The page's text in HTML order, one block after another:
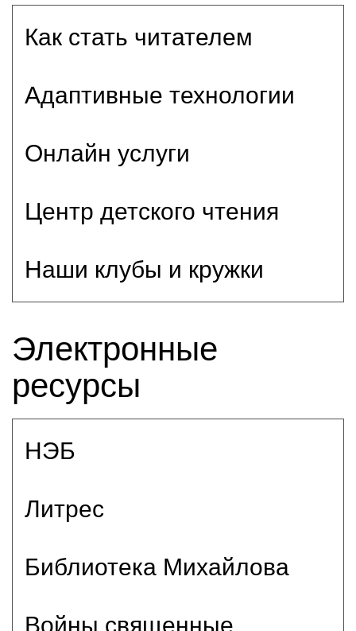
Как стать читателем
Адаптивные технологии
Онлайн услуги
Центр детского чтения
Наши клубы и кружки
Электронные
ресурсы
НЭБ
Литрес
Библиотека Михайлова
Войны священные